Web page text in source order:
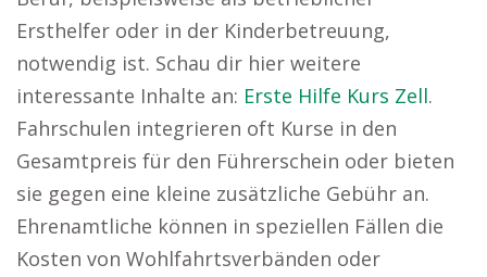
Ersthelfer oder in der Kinderbetreuung,
notwendig ist. Schau dir hier weitere
interessante Inhalte an: Erste Hilfe Kurs Zell.
Fahrschulen integrieren oft Kurse in den
Gesamtpreis für den Führerschein oder bieten
sie gegen eine kleine zusätzliche Gebühr an.
Ehrenamtliche können in speziellen Fällen die
Kosten von Wohlfahrtsverbänden oder